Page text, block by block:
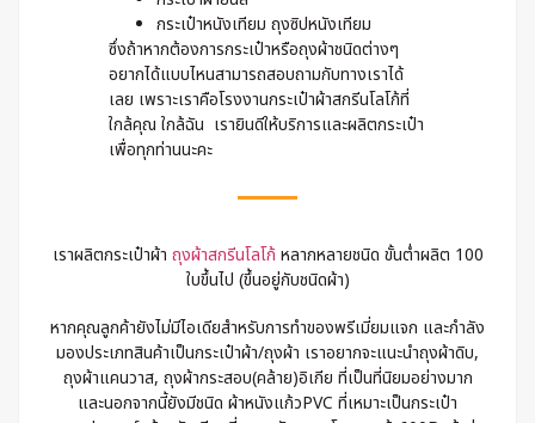
กระเป๋าหนังเทียม ถุงซิปหนังเทียม
ซึ่งถ้าหากต้องการกระเป๋าหรือถุงผ้าชนิดต่างๆ
อยากได้แบบไหนสามารถสอบถามกับทางเราได้
เลย เพราะเราคือโรงงานกระเป๋าผ้าสกรีนโลโก้ที่
ใกล้คุณ ใกล้ฉัน เรายินดีให้บริการและผลิตกระเป๋า
เพื่อทุกท่านนะคะ
เราผลิตกระเป๋าผ้า ถุงผ้าสกรีนโลโก้ หลากหลายชนิด ขั้นต่ำผลิต 100
ใบขึ้นไป (ขึ้นอยู่กับชนิดผ้า)
หากคุณลูกค้ายังไม่มีไอเดียสำหรับการทำของพรีเมี่ยมแจก และกำลัง
มองประเภทสินค้าเป็นกระเป๋าผ้า/ถุงผ้า เราอยากจะแนะนำถุงผ้าดิบ,
ถุงผ้าแคนวาส, ถุงผ้ากระสอบ(คล้าย)อิเกีย ที่เป็นที่นิยมอย่างมาก
และนอกจากนี้ยังมีชนิด ผ้าหนังแก้วPVC ที่เหมาะเป็นกระเป๋า